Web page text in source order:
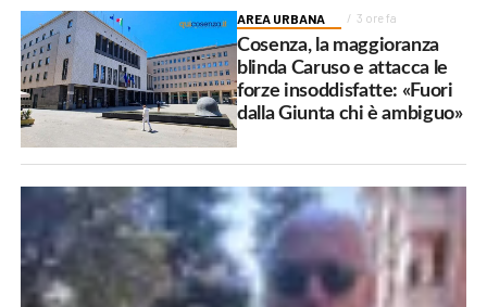
AREA URBANA 3 ore fa
Cosenza, la maggioranza
blinda Caruso e attacca le
forze insoddisfatte: «Fuori
dalla Giunta chi è ambiguo»